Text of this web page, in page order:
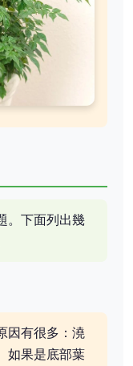
。下面列出幾
因有很多：澆
如果是底部葉